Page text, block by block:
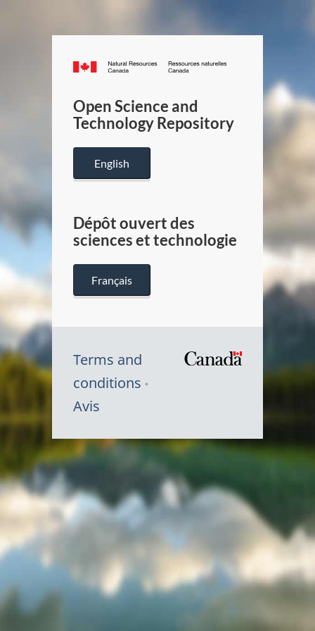
Canada.ca
/
Canada
Open Science and
Technology Repository
English
Dépôt ouvert des
sciences et technologie
Français
Terms and
conditions
Avis
Symbole
du